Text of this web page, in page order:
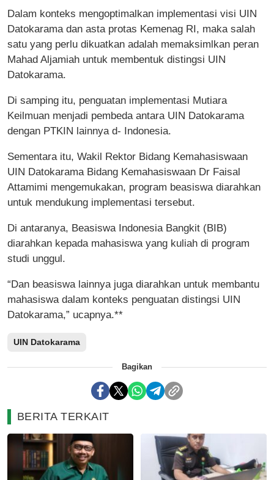
Dalam konteks mengoptimalkan implementasi visi UIN
Datokarama dan asta protas Kemenag RI, maka salah
satu yang perlu dikuatkan adalah memaksimlkan peran
Mahad Aljamiah untuk membentuk distingsi UIN
Datokarama.
Di samping itu, penguatan implementasi Mutiara
Keilmuan menjadi pembeda antara UIN Datokarama
dengan PTKIN lainnya d- Indonesia.
Sementara itu, Wakil Rektor Bidang Kemahasiswaan
UIN Datokarama Bidang Kemahasiswaan Dr Faisal
Attamimi mengemukakan, program beasiswa diarahkan
untuk mendukung implementasi tersebut.
Di antaranya, Beasiswa Indonesia Bangkit (BIB)
diarahkan kepada mahasiswa yang kuliah di program
studi unggul.
“Dan beasiswa lainnya juga diarahkan untuk membantu
mahasiswa dalam konteks penguatan distingsi UIN
Datokarama,” ucapnya.**
UIN Datokarama
Bagikan
BERITA TERKAIT